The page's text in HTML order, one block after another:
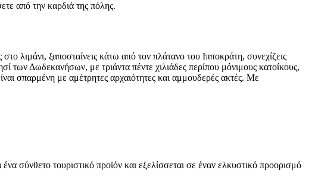
από την καρδιά της πόλης.
λιμάνι, ξαποσταίνεις κάτω από τον πλάτανο του Ιπποκράτη, συνεχίζεις
των Δωδεκανήσων, με τριάντα πέντε χιλιάδες περίπου μόνιμους κατοίκους,
σπαρμένη με αμέτρητες αρχαιότητες και αμμουδερές ακτές. Με
σύνθετο τουριστικό προϊόν και εξελίσσεται σε έναν ελκυστικό προορισμό